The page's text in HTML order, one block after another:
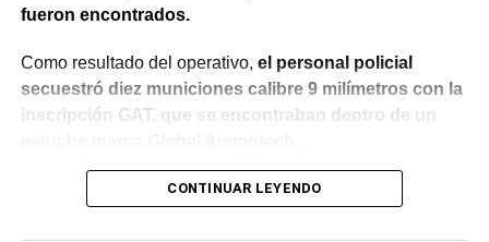
fueron encontrados.
Como resultado del operativo, el personal policial
secuestró diez municiones calibre 9 milímetros con la
inscripción GAT, que se encontraban dentro de un
Tras el hallazgo, se dio intervención a la Fiscalía N° 6,
CONTINUAR LEYENDO